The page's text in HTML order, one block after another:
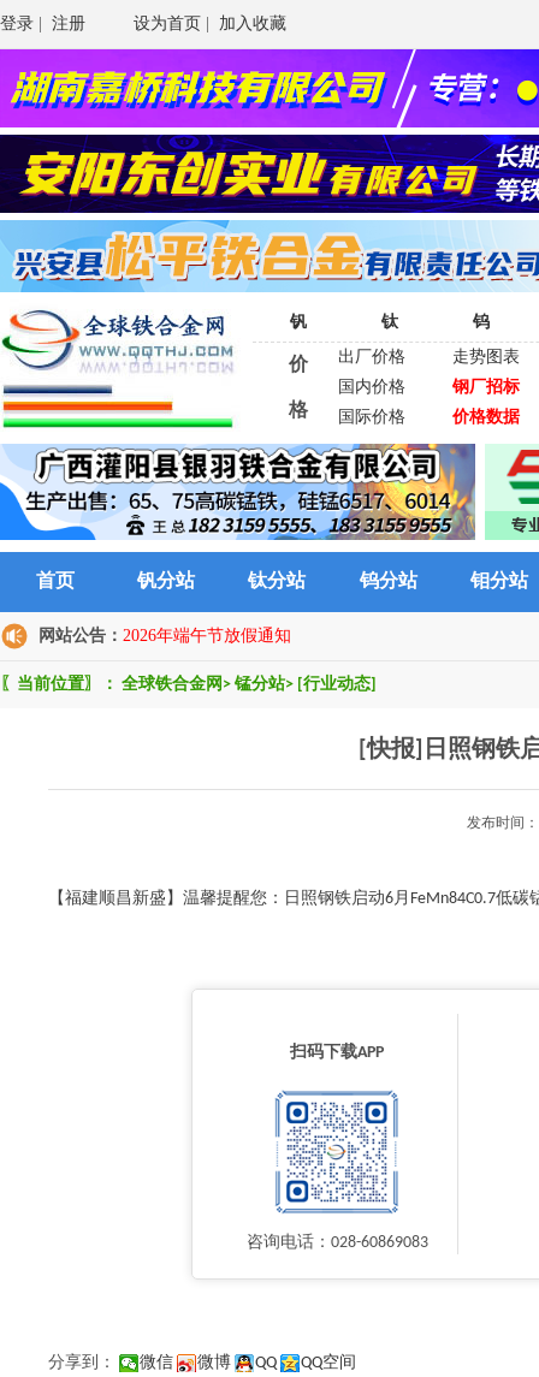
登录 注册 设为首页 加入收藏
钒 钛 钨
价
格
出厂价格
走势图表
国内价格
钢厂招标
国际价格
价格数据
首页 钒分站 钛分站 钨分站 钼分站
网站公告： 2026年端午节放假通知
〖当前位置〗： 全球铁合金网 > 锰分站> [行业动态]
[快报]日照钢铁
发布时间
【福建顺昌新盛】温馨提醒您：日照钢铁启动6月FeMn84C0.7低
扫码下载APP
咨询电话：028-60869083
分享到： 微信 微博 QQ QQ空间